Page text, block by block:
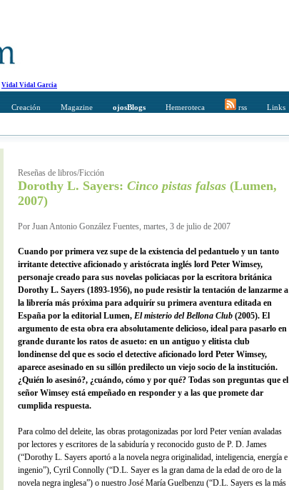
Vidal Vidal Garcia
Creación Magazine ojosBlogs Hemeroteca rss Links
Direccción de correo del destinatario
Reseñas de libros/Ficción
Dorothy L. Sayers: Cinco pistas falsas (Lumen,
2007)
Por Juan Antonio González Fuentes, martes, 3 de julio de 2007
Cuando por primera vez supe de la existencia del pedantuelo y un tanto
irritante detective aficionado y aristócrata inglés lord Peter Wimsey,
personaje creado para sus novelas policiacas por la escritora británica
Dorothy L. Sayers (1893-1956), no pude resistir la tentación de lanzarme a
la librería más próxima para adquirír su primera aventura editada en
España por la editorial Lumen, El misterio del Bellona Club (2005). El
argumento de esta obra era absolutamente delicioso, ideal para pasarlo en
grande durante los ratos de asueto: en un antiguo y elitista club
londinense del que es socio el detective aficionado lord Peter Wimsey,
aparece asesinado en su sillón predilecto un viejo socio de la institución.
¿Quién lo asesinó?, ¿cuándo, cómo y por qué? Todas son preguntas que el
señor Wimsey está empeñado en responder y a las que promete dar
cumplida respuesta.
Para colmo del deleite, las obras protagonizadas por lord Peter venían avaladas
por lectores y escritores de la sabiduría y reconocido gusto de P. D. James
(“Dorothy L. Sayers aportó a la novela negra originalidad, inteligencia, energía e
ingenio”), Cyril Connolly (“D.L. Sayer es la gran dama de la edad de oro de la
novela negra inglesa”) o nuestro José María Guelbenzu (“D.L. Sayers es la más